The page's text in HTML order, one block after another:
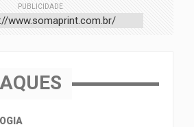
PUBLICIDADE